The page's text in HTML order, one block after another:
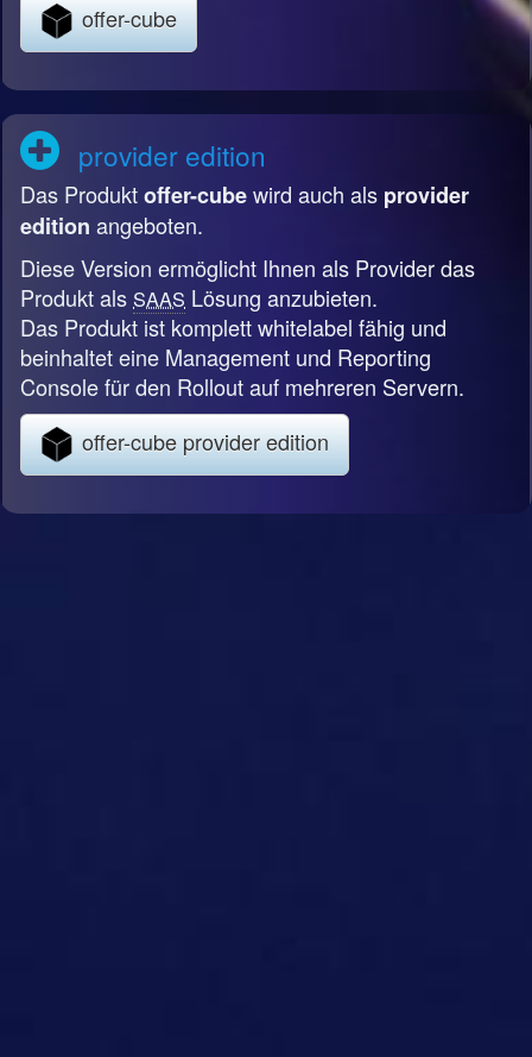
offer-cube
provider edition
Das Produktoffer-cubewird auch als provider
edition angeboten.
Diese Version ermöglicht Ihnen als Provider das
Produkt als SAAS Lösung anzubieten.
Das Produkt ist komplett whitelabel fähig und
beinhaltet eine Management und Reporting
Console für den Rollout auf mehreren Servern.
offer-cube provider edition